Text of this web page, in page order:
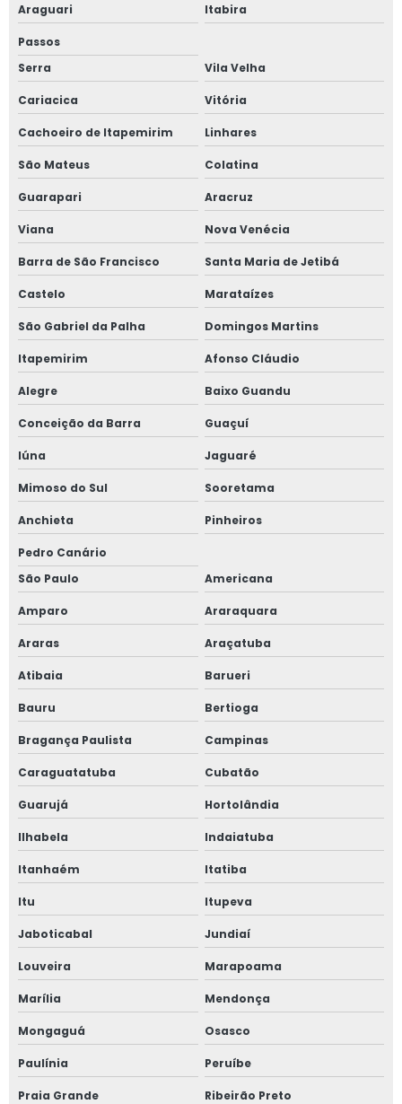
Araguari Itabira
Passos
Serra
Vila Velha
Cariacica Vitória
Cachoeiro de Itapemirim Linhares
São Mateus Colatina
Guarapari Aracruz
Viana Nova Venécia
Barra de São Francisco Santa Maria de Jetibá
Castelo Marataízes
São Gabriel da Palha Domingos Martins
Itapemirim Afonso Cláudio
Alegre Baixo Guandu
Conceição da Barra Guaçuí
Iúna Jaguaré
Mimoso do Sul Sooretama
Anchieta Pinheiros
Pedro Canário
São Paulo
Americana
Amparo Araraquara
Araras Araçatuba
Atibaia Barueri
Bauru Bertioga
Bragança Paulista Campinas
Caraguatatuba Cubatão
Guarujá Hortolândia
Ilhabela Indaiatuba
Itanhaém Itatiba
Itu Itupeva
Jaboticabal Jundiaí
Louveira Marapoama
Marília Mendonça
Mongaguá Osasco
Paulínia Peruíbe
Praia Grande Ribeirão Preto